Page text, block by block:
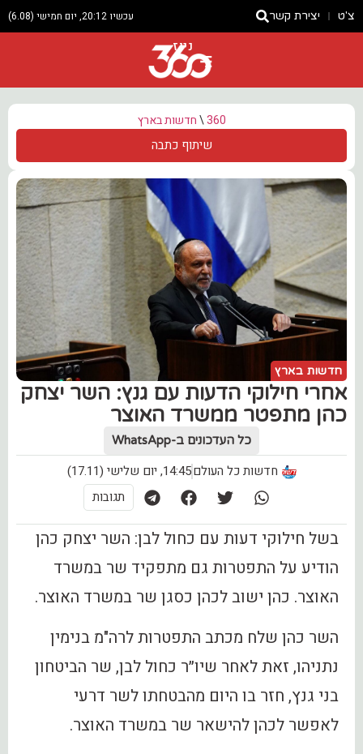
צ'ט יצירת קשר עכשיו 20:12, יום חמישי (6.08)
ניוז
360
\חדשות בארץ
שיתוף כתבה
חדשות בארץ
אחרי חילוקי הדעות עם גנץ: השר יצחק
כהן מתפטר ‎ממשרד האוצר
כל העדכונים ב-WhatsApp
חדשות כל העולם14:45, יום שלישי (17.11)
תגובות
‏בשל חילוקי דעות עם כחול לבן: השר יצחק כהן
הודיע על התפטרות גם מתפקיד שר במשרד
האוצר. כהן ישוב לכהן כסגן שר במשרד האוצר.
השר כהן שלח מכתב התפטרות לרה"מ בנימין
נתניהו, זאת לאחר שיו״ר כחול לבן, שר הביטחון
בני גנץ, חזר בו היום מהבטחתו לשר דרעי
לאפשר לכהן להישאר שר במשרד האוצר.